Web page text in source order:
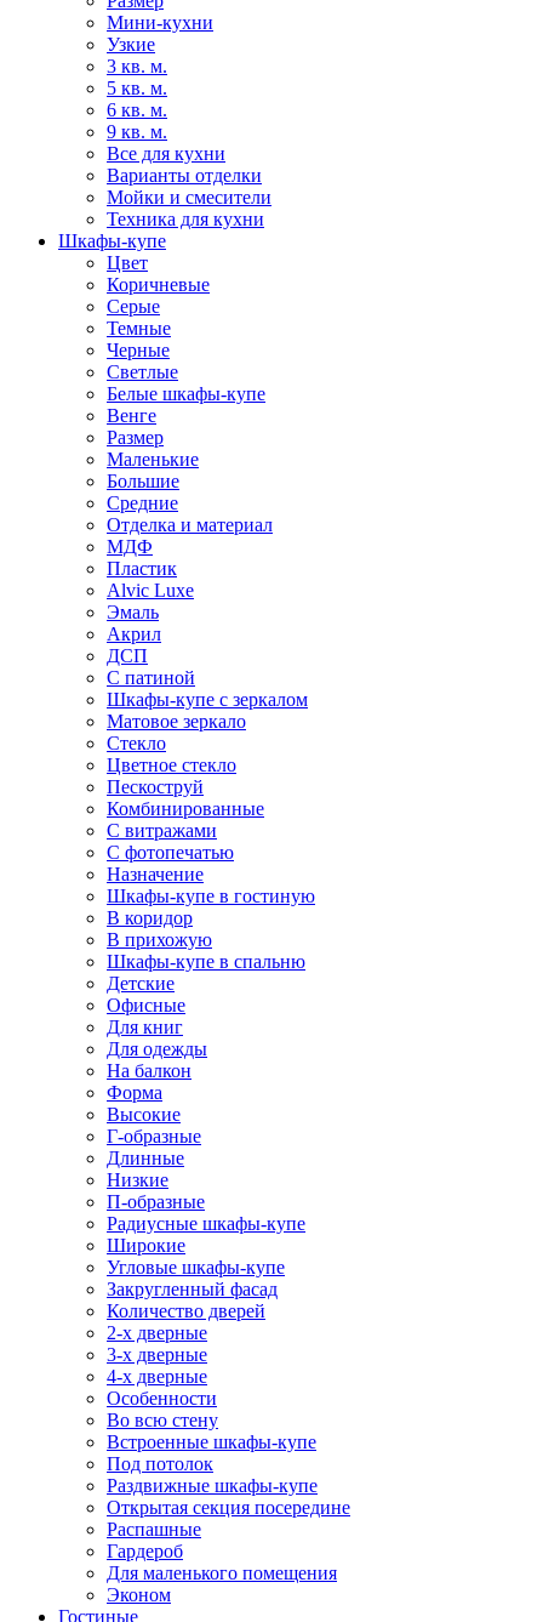
Мини-кухни
Узкие
3 кв. м.
5 кв. м.
6 кв. м.
9 кв. м.
Все для кухни
Варианты отделки
Мойки и смесители
Техника для кухни
Шкафы-купе
Цвет
Коричневые
Серые
Темные
Черные
Светлые
Белые шкафы-купе
Венге
Размер
Маленькие
Большие
Средние
Отделка и материал
МДФ
Пластик
Alvic Luxe
Эмаль
Акрил
ДСП
С патиной
Шкафы-купе с зеркалом
Матовое зеркало
Стекло
Цветное стекло
Пескоструй
Комбинированные
С витражами
С фотопечатью
Назначение
Шкафы-купе в гостиную
В коридор
В прихожую
Шкафы-купе в спальню
Детские
Офисные
Для книг
Для одежды
На балкон
Форма
Высокие
Г-образные
Длинные
Низкие
П-образные
Радиусные шкафы-купе
Широкие
Угловые шкафы-купе
Закругленный фасад
Количество дверей
2-х дверные
3-х дверные
4-х дверные
Особенности
Во всю стену
Встроенные шкафы-купе
Под потолок
Раздвижные шкафы-купе
Открытая секция посередине
Распашные
Гардероб
Для маленького помещения
Эконом
Гостиные